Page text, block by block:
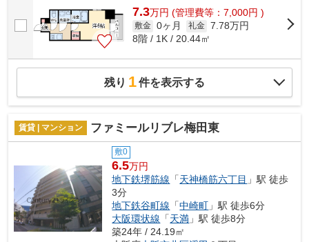
7.3万円 (管理費等：7,000円 )
敷金 0ヶ月 礼金 7.78万円
8階 / 1K / 20.44㎡
残り 1件を表示する
賃貸 | マンション ファミールリブレ梅田東
敷0
6.5万円
地下鉄堺筋線 「天神橋筋六丁目 」駅 徒歩
3分
地下鉄谷町線 「中崎町 」駅 徒歩6分
大阪環状線 「天満 」駅 徒歩8分
築24年 / 24.19㎡